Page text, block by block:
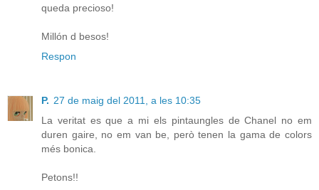
queda precioso!
Millón d besos!
Respon
P. 27 de maig del 2011, a les 10:35
La veritat es que a mi els pintaungles de Chanel no em
duren gaire, no em van be, però tenen la gama de colors
més bonica.
Petons!!